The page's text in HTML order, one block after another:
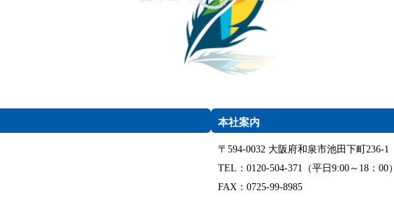
本社案内
〒594-0032 大阪府和泉市池田下町236-1
TEL：0120-504-371（平日9:00～18：00）
FAX：0725-99-8985